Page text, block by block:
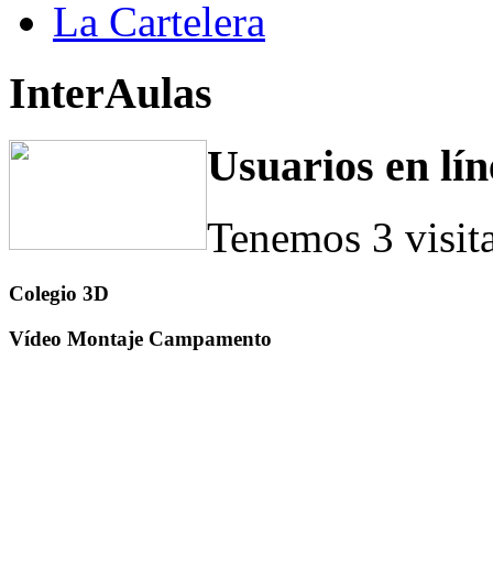
La Cartelera
InterAulas
Usuarios en
Tenemos 3
Colegio 3D
Vídeo Montaje Campamento